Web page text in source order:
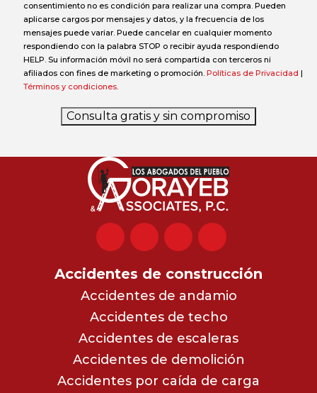
consentimiento no es condición para realizar una compra. Pueden
aplicarse cargos por mensajes y datos, y la frecuencia de los
mensajes puede variar. Puede cancelar en cualquier momento
respondiendo con la palabra STOP o recibir ayuda respondiendo
HELP. Su información móvil no será compartida con terceros ni
afiliados con fines de marketing o promoción. Políticas de Privacidad |
Términos y condiciones.
Consulta gratis y sin compromiso
Accidentes de construcción
Accidentes de andamio
Accidentes de techo
Accidentes de escaleras
Accidentes de demolición
Accidentes por caída de carga